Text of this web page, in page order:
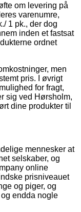
om levering på
varenumre,
1 pk., der dog
inden et fastsat
ordnet
men
pris. I øvrigt
for fragt,
sig ved Hørsholm,
dine produkter til
mennesker at
selskaber, og
online
prisniveauet
og piger, og
endda nogle